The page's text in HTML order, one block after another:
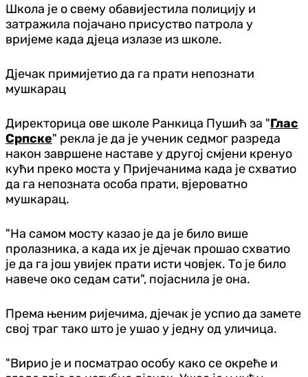
Школа је о свему обавијестила полицију и
затражила појачано присуство патрола у
вријеме када дјеца излазе из школе.
Дјечак примијетио да га прати непознати
мушкарац
Директорица ове школе Ранкица Пушић за "Глас
Српске" рекла је да је ученик седмог разреда
након завршене наставе у другој смјени кренуо
кући преко моста у Пријечанима када је схватио
да га непозната особа прати, вјероватно
мушкарац.
"На самом мосту казао је да је било више
пролазника, а када их је дјечак прошао схватио
је да га још увијек прати исти човјек. То је било
навече око седам сати", појаснила је она.
Према њеним ријечима, дјечак је успио да замете
свој траг тако што је ушао у једну од уличица.
"Вирио је и посматрао особу како се окреће и